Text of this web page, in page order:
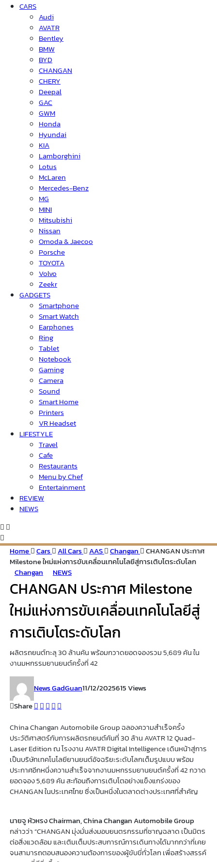
CARS
Audi
AVATR
Bentley
BMW
BYD
CHANGAN
CHERY
Deepal
GAC
GWM
Honda
Hyundai
KIA
Lamborghini
Lotus
McLaren
Mercedes-Benz
MG
MINI
Mitsubishi
Nissan
Omoda & Jaecoo
Porsche
TOYOTA
Volvo
Zeekr
GADGETS
Smartphone
Smart Watch
Earphones
Ring
Tablet
Notebook
Gaming
Camera
Sound
Smart Home
Printers
VR Headset
LIFESTYLE
Travel
Cafe
Restaurants
Menu by Chef
Entertainment
REVIEW
NEWS
Home Cars All Cars AAS Changan
CHANGAN ประกาศ
Milestone ใหม่แห่งการขับเคลื่อนเทคโนโลยีสู่การเติบโตระดับโลก
Changan
NEWS
CHANGAN ประกาศ Milestone
ใหม่แห่งการขับเคลื่อนเทคโนโลยีสู่
การเติบโตระดับโลก
ผลิตรถยนต์ทะลุ 30 ล้านคัน พร้อมกวาดยอดจองรวม 5,689 คัน ใน
งานมหกรรมยานยนต์ครั้งที่ 42
News GadGuan11/12/2025615 Views
Share
China Changan Automobile Group ฉลองความสำเร็จครั้ง
ประวัติศาสตร์กับการผลิตรถยนต์คันที่ 30 ล้าน AVATR 12 Quad-
Laser Edition ณ โรงงาน AVATR Digital Intelligence เดินหน้าสู่การ
เป็นบริษัทเทคโนโลยียานยนต์อัจฉริยะระดับโลกเต็มรูปแบบ พร้อม
ประกาศอีกหนึ่งความสำเร็จจากงานมหกรรมยานยนต์ครั้งที่ 42 กวาด
ยอดจอง 5,689 คัน สะท้อนถึงการเติบโตอย่างแข็งแกร่งของ
CHANGAN ในประเทศไทย ซึ่งเป็นหนึ่งในตลาดต่างประเทศที่สำคัญ
นายจู หัวหรงChairman, China Changan Automobile Group
กล่าวว่า “CHANGAN มุ่งมั่นส่งมอบยนตรกรรมที่ชาญฉลาด เป็นมิตร
ต่อสิ่งแวดล้อม และเติมเต็มประสบการณ์การเดินทางได้มากกว่าที่เคย
จนสามารถตอบสนองความต้องการของผู้ขับขี่ทั่วโลก เพื่อสร้างสรรค์